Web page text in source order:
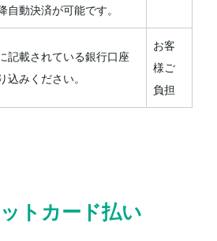
自動決済が可能です。
記載されている銀行口座
込みください。
お客
様ご
負担
トカード払い